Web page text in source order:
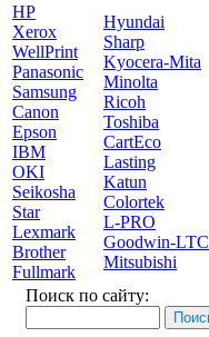
HP
Xerox
WellPrint
Panasonic
Samsung
Canon
Epson
IBM
OKI
Seikosha
Star
Lexmark
Brother
Fullmark
Hyundai
Sharp
Kyocera-Mita
Minolta
Ricoh
Toshiba
CartEco
Lasting
Katun
Colortek
L-PRO
Goodwin-LTC
Mitsubishi
Поиск по сайту: